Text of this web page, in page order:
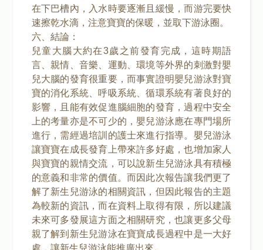
在下巴槽內，入水時要逐漸且緩慢，而游完要快
速擦乾水滴，注意寶寶的保暖，並取下游泳圈。
六、結論：
兒童大腦大約在3歲之前發育完成，這時期語
言、親情、音樂、運動、環境等外界的刺激對嬰
兒大腦的發育很重要，而事實證明嬰兒游泳對寶
寶的消化系統、呼吸系統、循環系統有著良好的
影響，且能有效促進腦細胞的發育，過程中安全
上的考量亦是不可少的，嬰兒游泳應在專門場所
進行，需經過培訓的護士來進行指導。嬰兒游泳
讓寶寶在成長發育上帶來許多好處，也增加家人
與寶寶的親情交流，可以說新生兒游泳具有積極
的意義和非常的價值。而因此次報告讓我們更了
解了新生兒游泳的相關資訊，但因此報告的主題
為較新的資訊，而在資料上取得有限，所以建議
未來可多發展這方面之相關研究，也讓更多父母
親了解到新生兒游泳在寶寶成長過程中是一大好
處，讓新生兒游泳能推廣出來。